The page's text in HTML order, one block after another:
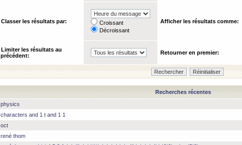
Classer les résultats par:
Croissant
Décroissant
Afficher les résultats comme:
Limiter les résultats au
précédent:
Retourner en premier:
Recherches récentes
physics
characters and 1 t and 1 1
oct
rené thom